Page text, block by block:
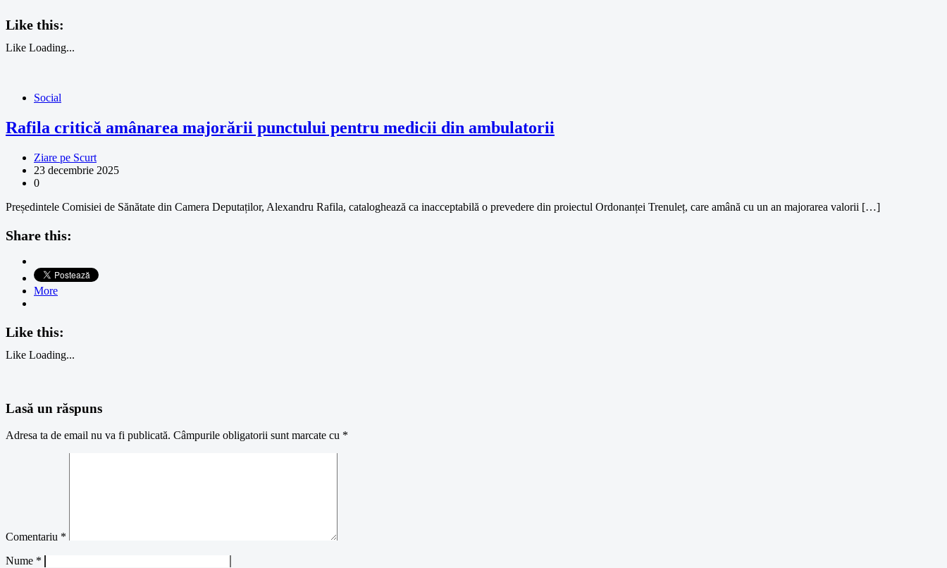
Like this:
Like Loading...
Social
Rafila critică amânarea majorării punctului pentru medicii din ambulatorii
Ziare pe Scurt
23 decembrie 2025
0
Președintele Comisiei de Sănătate din Camera Deputaților, Alexandru Rafila, cataloghează ca inacceptabilă o prevedere din proiectul Ordonanței Trenuleț, care amână cu un an majorarea valorii […]
Share this:
More
Like this:
Like Loading...
Lasă un răspuns
Adresa ta de email nu va fi publicată. Câmpurile obligatorii sunt marcate cu *
Comentariu *
Nume *